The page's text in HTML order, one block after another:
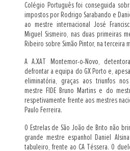
Colégio Português foi conseguida
impostos por Rodrigo Sarabando e
ao mestre internacional José
Miguel Sismeiro, nas duas primeiras
Ribeiro sobre Simão Pintor, na terceira
A A.XAT Montemor-o-Novo,
defrontar a equipa do GX Porto e,
eliminatória, graças aos triunfos
mestre FIDE Bruno Martins e do
respetivamente frente aos mestres
Paulo Ferreira.
O Estrelas de São João de Brito não
grande mestre espanhol Daniel
tabuleiro, frente ao CA Téssera. O